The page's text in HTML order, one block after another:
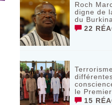
Roch
digne de
du
22
le
15